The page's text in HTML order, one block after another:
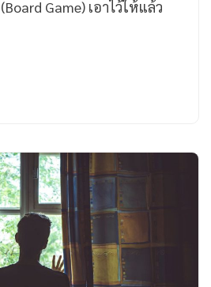
Game) เอาไว้ให้แล้ว